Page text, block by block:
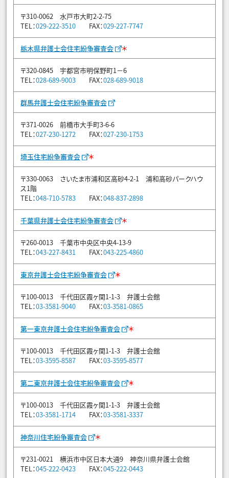
〒310-0062 水戸市大町2-2-75
TEL：029-222-3510 FAX：029-227-7747
栃木県弁護士会住宅紛争審査会 ＊
〒320-0845 宇都宮市明保野町1－6
TEL：028-689-9003 FAX：028-689-9018
群馬弁護士会住宅紛争審査会
〒371-0026 前橋市大手町3-6-6
TEL：027-230-1272 FAX：027-230-1753
埼玉住宅紛争審査会 ＊
〒330-0063 さいたま市浦和区高砂4-2-1 浦和高砂パークハウ
ス1階
TEL：048-710-5783 FAX：048-837-2898
千葉県弁護士会住宅紛争審査会 ＊
〒260-0013 千葉市中央区中央4-13-9
TEL：043-227-8431 FAX：043-225-4860
東京弁護士会住宅紛争審査会 ＊
〒100-0013 千代田区霞ヶ関1-1-3 弁護士会館
TEL：03-3581-9040 FAX：03-3581-0865
第一東京弁護士会住宅紛争審査会 ＊
〒100-0013 千代田区霞ヶ関1-1-3 弁護士会館
TEL：03-3595-8587 FAX：03-3595-8577
第二東京弁護士会住宅紛争審査会 ＊
〒100-0013 千代田区霞ヶ関1-1-3 弁護士会館
TEL：03-3581-1714 FAX：03-3581-3337
神奈川住宅紛争審査会 ＊
〒231-0021 横浜市中区日本大通9 神奈川県弁護士会館
TEL：045-222-0423 FAX：045-222-0443